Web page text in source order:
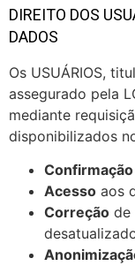
DIREITO DOS
DADOS
Os USUÁRIOS,
assegurado pela
mediante
disponibilizados
Confirmação
Acesso aos
Correção de